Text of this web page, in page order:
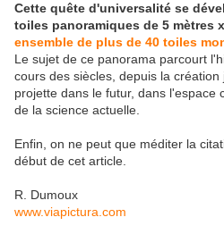
Cette quête d'universalité se
toiles panoramiques de 5 mètres
ensemble de plus de 40 toiles
Le sujet de ce panorama parcourt
cours des siècles, depuis la
projette dans le futur, dans l'espace
de la science actuelle.
Enfin, on ne peut que méditer la
début de cet article.
R. Dumoux
www.viapictura.com